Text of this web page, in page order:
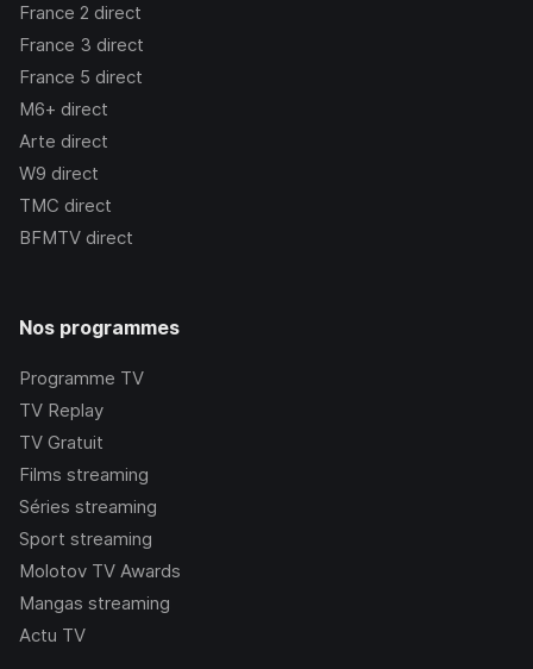
France 2 direct
France 3 direct
France 5 direct
M6+ direct
Arte direct
W9 direct
TMC direct
BFMTV direct
Nos programmes
Programme TV
TV Replay
TV Gratuit
Films streaming
Séries streaming
Sport streaming
Molotov TV Awards
Mangas streaming
Actu TV